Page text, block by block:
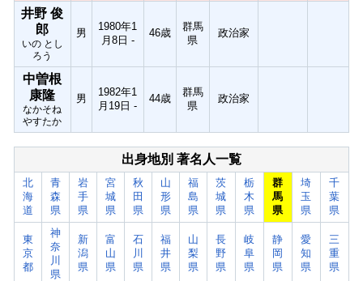
井野 俊
郎
いの とし
ろう
男
1980年1
月8日 -
46歳
群馬
県
政治家
中曽根
康隆
なかそね
やすたか
男
1982年1
月19日 -
44歳
群馬
県
政治家
出身地別 著名人一覧
北
海
道
青
森
県
岩
手
県
宮
城
県
秋
田
県
山
形
県
福
島
県
茨
城
県
栃
木
県
群
馬
県
埼
玉
県
千
葉
県
東
京
都
神
奈
川
県
新
潟
県
富
山
県
石
川
県
福
井
県
山
梨
県
長
野
県
岐
阜
県
静
岡
県
愛
知
県
三
重
県